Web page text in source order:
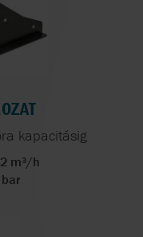
kapacitásig
m³/h